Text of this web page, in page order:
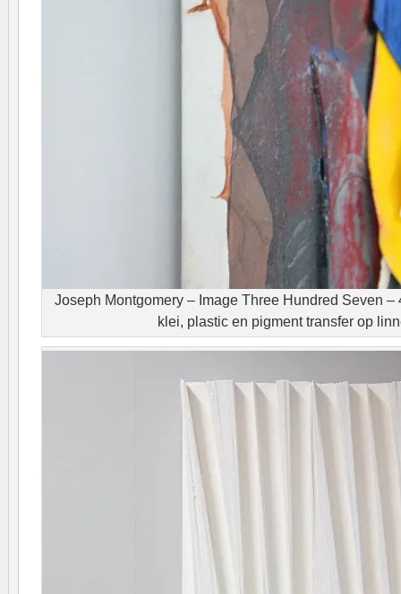
Joseph Montgomery – Image Three Hundred Seven
klei, plastic en pigment transfer op